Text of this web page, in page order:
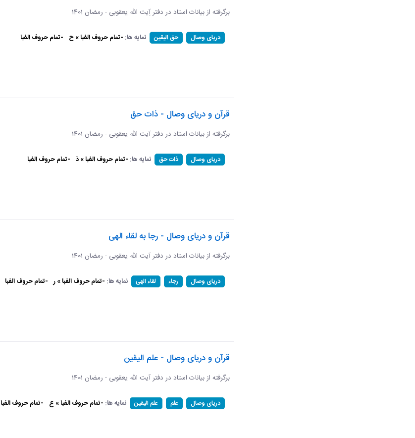
برگرفته از بیانات استاد در دفتر آِیت الله یعقوبی - رمضان 1401
دریای وصال حق الیقین نمایه ها: -تمام حروف الفبا » ح -تمام حروف الفبا
قرآن و دریای وصال - ذات حق
برگرفته از بیانات استاد در دفتر آیت الله یعقوبی - رمضان 1401
دریای وصال ذات حق نمایه ها: -تمام حروف الفبا » ذ -تمام حروف الفبا
قرآن و دریای وصال - رجا به لقاء الهی
برگرفته از بیانات استاد در دفتر آیت الله یعقوبی - رمضان 1401
دریای وصال رجاء لقاء الهی نمایه ها: -تمام حروف الفبا » ر -تمام حروف الفبا
قرآن و دریای وصال - علم الیقین
برگرفته از بیانات استاد در دفتر آیت الله یعقوبی - رمضان 1401
دریای وصال علم علم الیقین نمایه ها: -تمام حروف الفبا » ع -تمام حروف الفبا